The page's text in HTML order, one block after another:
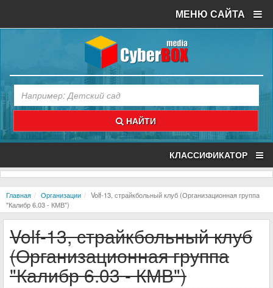
МЕНЮ САЙТА
НАЙТИ
КЛАССИФИКАТОР
Главная Организации
Volf-13, страйкбольный клуб (Организационная группа
"Калибр 6.03 - КМВ")
Volf-13, страйкбольный клуб
(Организационная группа
"Калибр 6.03 - КМВ")